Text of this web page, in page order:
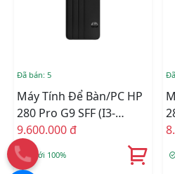
Đã bán: 5
Máy Tính Để Bàn/PC HP
280 Pro G9 SFF (i3-
12100/4GB
RAM/256GSSD/WL+BT/K+M/
11) (72K89PA)
9.600.000 đ
Mới 100%